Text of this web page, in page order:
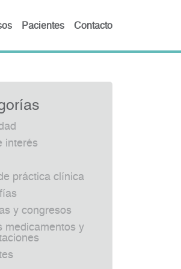
Pacientes Contacto
interés
práctica clínica
y congresos
medicamentos y